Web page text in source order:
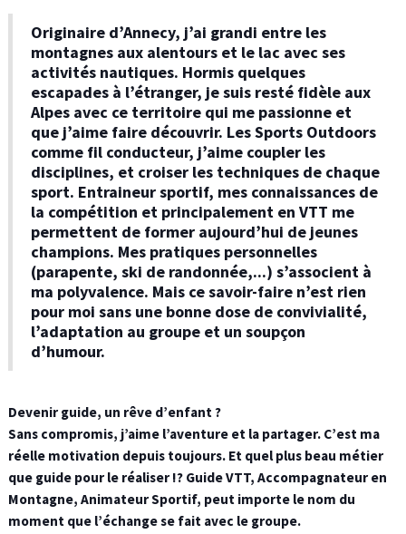
Originaire d’Annecy, j’ai grandi entre les
montagnes aux alentours et le lac avec ses
activités nautiques. Hormis quelques
escapades à l’étranger, je suis resté fidèle aux
Alpes avec ce territoire qui me passionne et
que j’aime faire découvrir. Les Sports Outdoors
comme fil conducteur, j’aime coupler les
disciplines, et croiser les techniques de chaque
sport. Entraineur sportif, mes connaissances de
la compétition et principalement en VTT me
permettent de former aujourd’hui de jeunes
champions. Mes pratiques personnelles
(parapente, ski de randonnée,...) s’associent à
ma polyvalence. Mais ce savoir-faire n’est rien
pour moi sans une bonne dose de convivialité,
l’adaptation au groupe et un soupçon
d’humour.
Devenir guide, un rêve d’enfant ?
Sans compromis, j’aime l’aventure et la partager. C’est ma
réelle motivation depuis toujours. Et quel plus beau métier
que guide pour le réaliser !? Guide VTT, Accompagnateur en
Montagne, Animateur Sportif, peut importe le nom du
moment que l’échange se fait avec le groupe.